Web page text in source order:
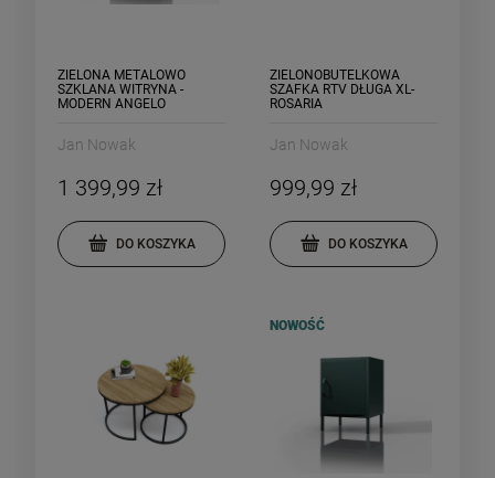
ZIELONA METALOWO
SZKLANA WITRYNA -
MODERN ANGELO
Jan Nowak
1 399,99 zł
DO KOSZYKA
ZIELONOBUTELKOWA
SZAFKA RTV DŁUGA XL-
ROSARIA
Jan Nowak
999,99 zł
DO KOSZYKA
NOWOŚĆ